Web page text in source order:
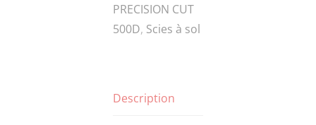
WASHER
PRECISION CUT
500D, Scies à sol
Description